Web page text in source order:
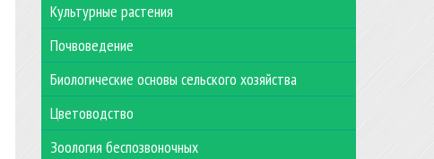
Культурные растения
Почвоведение
Биологические основы сельского хозяйства
Цветоводство
Зоология беспозвоночных